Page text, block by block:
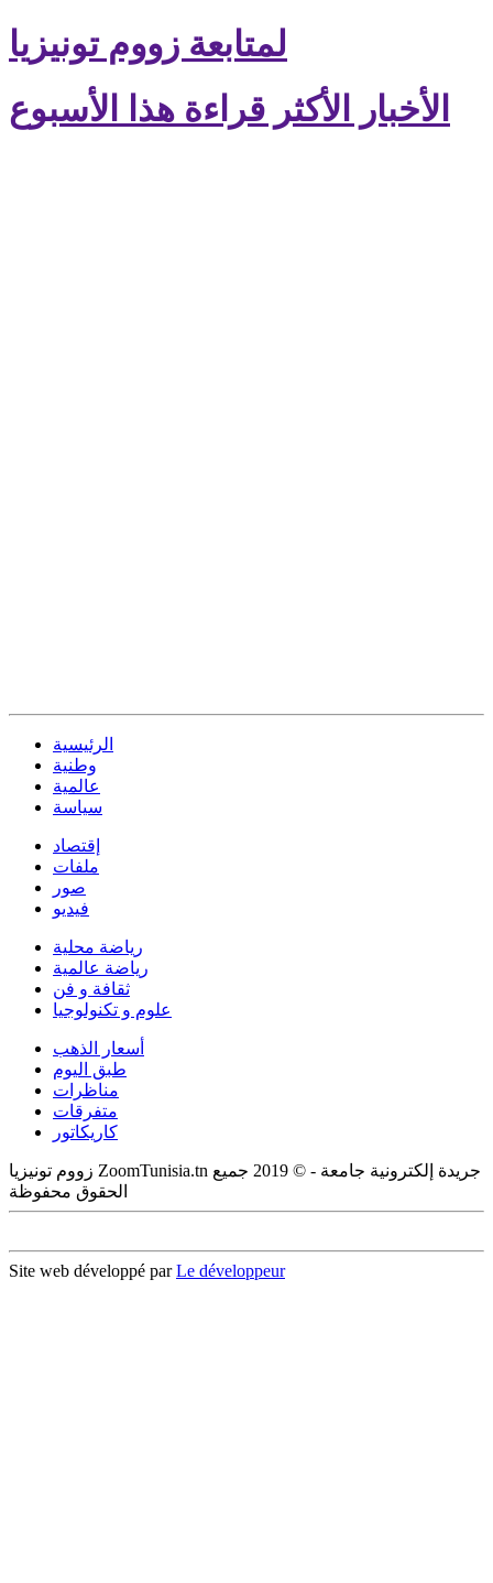
لمتابعة زووم تونيزيا
الأخبار الأكثر قراءة هذا الأسبوع
الرئيسية
وطنية
عالمية
سياسة
إقتصاد
ملفات
صور
فيديو
رياضة محلية
رياضة عالمية
ثقافة و فن
علوم و تكنولوجيا
أسعار الذهب
طبق اليوم
مناظرات
متفرقات
كاريكاتور
زووم تونيزيا ZoomTunisia.tn جريدة إلكترونية جامعة - © 2019 جميع
الحقوق محفوظة
Site web développé parLe développeur